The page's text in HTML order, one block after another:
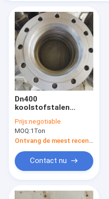
Dn400
koolstofstalen
Gost 33259 voor
industrieel gebruik
Prijs:negotiable
MOQ:1Ton
Contact nu